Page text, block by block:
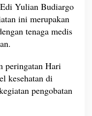
Yulian Budiargo
ini merupakan
tenaga medis
peringatan Hari
kesehatan di
pengobatan